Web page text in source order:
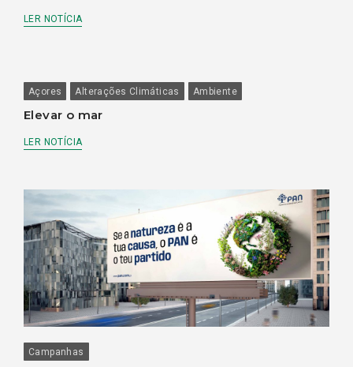
LER NOTÍCIA
Açores Alterações Climáticas Ambiente
Elevar o mar
LER NOTÍCIA
Campanhas